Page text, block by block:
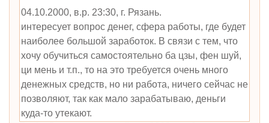
04.10.2000, в.р. 23:30, г. Рязань.
интересует вопрос денег, сфера работы, где будет
наиболее большой заработок. В связи с тем, что
хочу обучиться самостоятельно ба цзы, фен шуй,
ци мень и т.п., то на это требуется очень много
денежных средств, но ни работа, ничего сейчас не
позволяют, так как мало зарабатываю, деньги
куда-то утекают.